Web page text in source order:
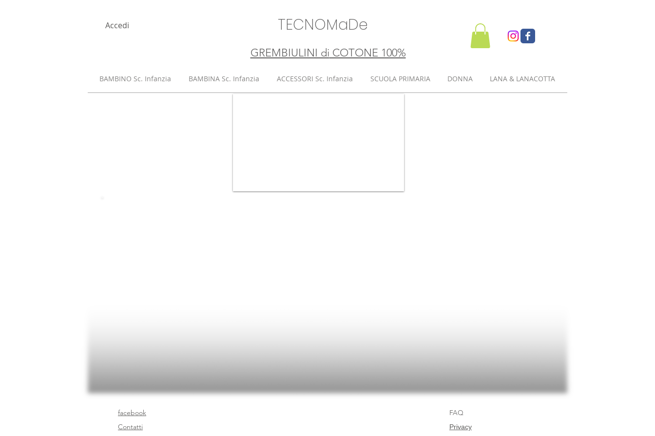
Accedi TECNOMaDe
GREMBIULINI di ​ COTONE 100%
BAMBINO Sc. Infanzia BAMBINA Sc. Infanzia ACCESSORI Sc. Infanzia SCUOLA PRIMARIA DONNA LANA & LANACOTTA
facebook
Contatti
FAQ
Privacy